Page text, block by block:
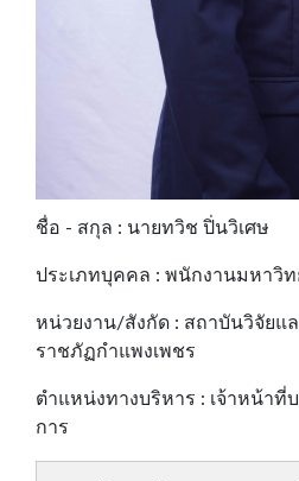
ชื่อ - สกุล : นายทวิช ปิ่นวิเศษ
ประเภทบุคคล : พนักงานมหาวิท
หน่วยงาน/สังกัด : สถาบันวิจัยแ
ราชภัฏกำแพงเพชร
ตำแหน่งทางบริหาร : เจ้าหน้า
การ